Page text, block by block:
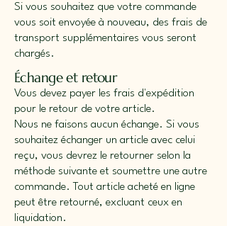
Si vous souhaitez que votre commande
vous soit envoyée à nouveau, des frais de
transport supplémentaires vous seront
chargés.
Échange et retour
Vous devez payer les frais d'expédition
pour le retour de votre article.
Nous ne faisons aucun échange. Si vous
souhaitez échanger un article avec celui
reçu, vous devrez le retourner selon la
méthode suivante et soumettre une autre
commande. Tout article acheté en ligne
peut être retourné, excluant ceux en
liquidation.